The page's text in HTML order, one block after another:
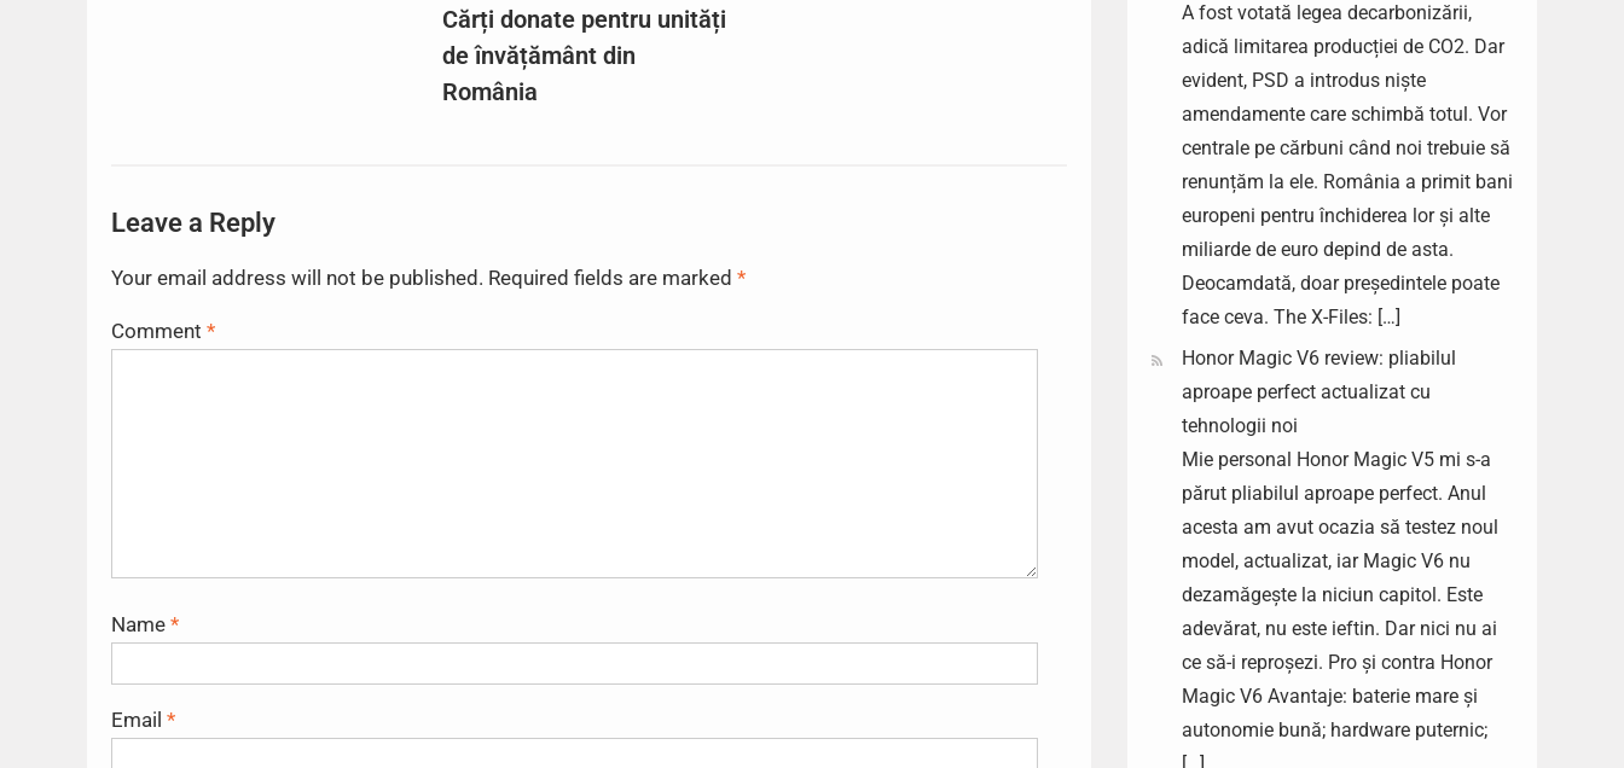
Cărți donate pentru unități
de învățământ din
România
Leave a Reply
Your email address will not be published. Required fields are marked *
Comment *
Name *
Email *
A fost votată legea decarbonizării,
adică limitarea producției de CO2. Dar
evident, PSD a introdus niște
amendamente care schimbă totul. Vor
centrale pe cărbuni când noi trebuie să
renunțăm la ele. România a primit bani
europeni pentru închiderea lor și alte
miliarde de euro depind de asta.
Deocamdată, doar președintele poate
face ceva. The X-Files: […]
Honor Magic V6 review: pliabilul
aproape perfect actualizat cu
tehnologii noi
Mie personal Honor Magic V5 mi s-a
părut pliabilul aproape perfect. Anul
acesta am avut ocazia să testez noul
model, actualizat, iar Magic V6 nu
dezamăgește la niciun capitol. Este
adevărat, nu este ieftin. Dar nici nu ai
ce să-i reproșezi. Pro și contra Honor
Magic V6 Avantaje: baterie mare și
autonomie bună; hardware puternic;